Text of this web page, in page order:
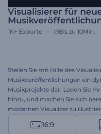
Visualisierer für
1K+ Exporte Bis zu 10Min.
Stellen Sie mit Hilfe des
Musikveröffentlichungen ein
Musikprojekte dar. Laden Sie
hinzu, und machen Sie sich
modernen Visualizer zu
Musikalbum-Promos, Single-
Machen Sie sich bereit, alle mit
16:9